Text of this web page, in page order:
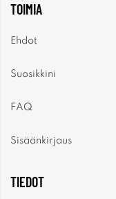
TOIMIA
Ehdot
Suosikkini
FAQ
Sisäänkirjaus
TIEDOT